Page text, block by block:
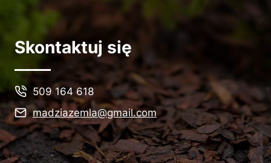
Skontaktuj się
509 164 618
madziazemla@gmail.com